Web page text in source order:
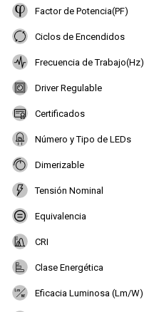
Factor de Potencia(PF)
Ciclos de Encendidos
Frecuencia de Trabajo(Hz)
Driver Regulable
Certificados
Número y Tipo de LEDs
Dimerizable
Tensión Nominal
Equivalencia
CRI
Clase Energética
Eficacia Luminosa (Lm/W)